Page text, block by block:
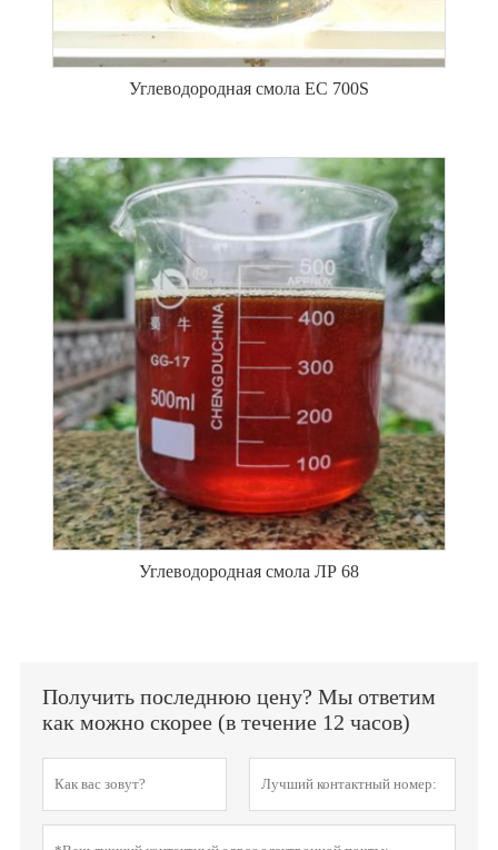
Углеводородная смола ЕС 700S
Углеводородная смола ЛР 68
Получить последнюю цену? Мы ответим
как можно скорее (в течение 12 часов)